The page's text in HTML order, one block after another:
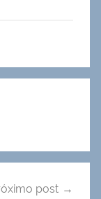
post